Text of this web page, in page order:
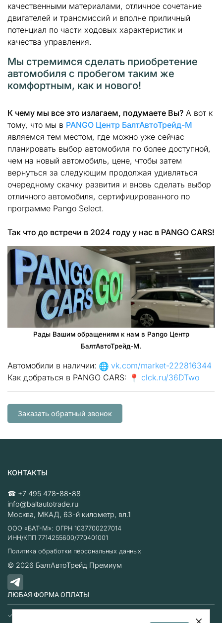
качественными материалами, отличное сочетание
двигателей и трансмиссий и вполне приличный
потенциал по части ходовых характеристик и
качества управления.
Мы стремимся сделать приобретение
автомобиля с пробегом таким же
комфортным, как и нового!
К чему мы все это излагаем, подумаете Вы? А вот к
тому, что мы в PANGO Центр БалтАвтоТрейд-М
являемся тем местом, где можно уже сейчас
планировать выбор автомобиля по более доступной,
чем на новый автомобиль, цене, чтобы затем
вернуться за следующим продолжая удивляться
очередному скачку развития и вновь сделать выбор
отличного автомобиля, сертифицированного по
программе Pango Select.
Так что до встречи в 2024 году у нас в PANGO CARS!
Рады Вашим обращениям к нам в Pango Центр
БалтАвтоТрейд-М.
Автомобили в наличии:
vk.com/market-222816344
Как добраться в PANGO CARS:
clck.ru/36DTwo
Заказать обратный звонок
КОНТАКТЫ
☎ +7 495 478-88-88
info@baltautotrade.ru
Москва, МКАД, 63-й километр, вл.1
ООО «БАТ-М»: ОГРН 1037700227014
ИНН/КПП 7714255600/770401001
Политика обработки персональных данных
© 2026 БалтАвтоТрейд Премиум
ЛЮБАЯ ФОРМА ОПЛАТЫ